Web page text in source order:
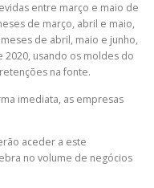
entre março e maio de
de março, abril e maio,
de abril, maio e junho,
usando os moldes do
na fonte.
imediata, as empresas
aceder a este
no volume de negócios